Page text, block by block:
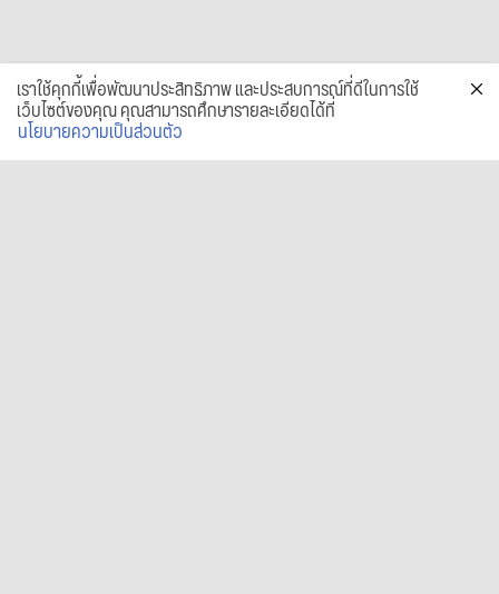
เราใช้คุกกี้เพื่อพัฒนาประสิทธิภาพ และประสบการณ์ที่ดีในการใช้
เว็บไซต์ของคุณ คุณสามารถศึกษารายละเอียดได้ที่
นโยบายความเป็นส่วนตัว